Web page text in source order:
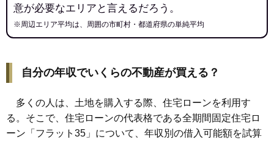
意が必要なエリアと言えるだろう。
※周辺エリア平均は、周囲の市町村・都道府県の単純平均
自分の年収でいくらの不動産が買える？
多くの人は、土地を購入する際、住宅ローンを利用す
る。そこで、住宅ローンの代表格である全期間固定住宅ロ
ーン「フラット35」について、年収別の借入可能額を試算